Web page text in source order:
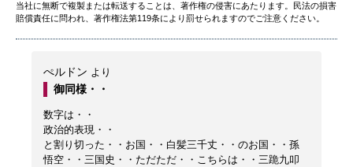
当社に無断で複製または転送することは、著作権の侵害にあたります。民法の損害
賠償責任に問われ、著作権法第119条により罰せられますのでご注意ください。
ぺルドン より
御同様・・
数字は・・
政治的表現・・
と割り切った・・お国・・白髪三千丈・・のお国・・孫
悟空・・三国史・・ただただ・・こちらは・・三跪九叩